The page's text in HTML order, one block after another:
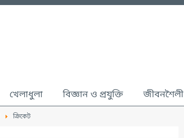
খেলাধুলা বিজ্ঞান ও প্রযুক্তি জীবনশৈলী
ক্রিকেট